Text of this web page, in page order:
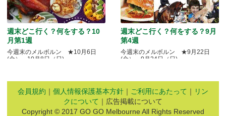
週末どこ行く？何をする？10
月第1週
今週末のメルボルン ★10月6日
(金）～10月8日（日)
週末どこ行く？何をする？9月
第4週
今週末のメルボルン ★9月22日
(金）～9月24日（日)
会員規約 ｜ 個人情報保護基本方針 ｜ ご利用にあたって ｜ リン
クについて ｜広告掲載について
Copyright © 2017 GO GO Melbourne All Rights Reserved